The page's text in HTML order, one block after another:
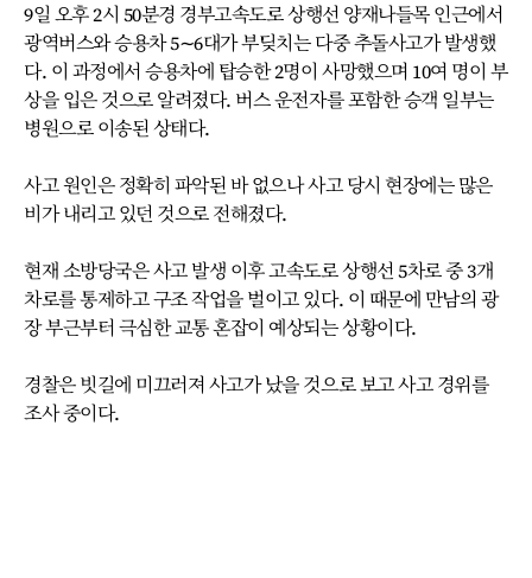
9일 오후 2시 50분경 경부고속도로 상행선 양재나들목 인근에서
광역버스와 승용차 5∼6대가 부딪치는 다중 추돌사고가 발생했
다. 이 과정에서 승용차에 탑승한 2명이 사망했으며 10여 명이 부
상을 입은 것으로 알려졌다. 버스 운전자를 포함한 승객 일부는
병원으로 이송된 상태다.
사고 원인은 정확히 파악된 바 없으나 사고 당시 현장에는 많은
비가 내리고 있던 것으로 전해졌다.
현재 소방당국은 사고 발생 이후 고속도로 상행선 5차로 중 3개
차로를 통제하고 구조 작업을 벌이고 있다. 이 때문에 만남의 광
장 부근부터 극심한 교통 혼잡이 예상되는 상황이다.
경찰은 빗길에 미끄러져 사고가 났을 것으로 보고 사고 경위를
조사 중이다.